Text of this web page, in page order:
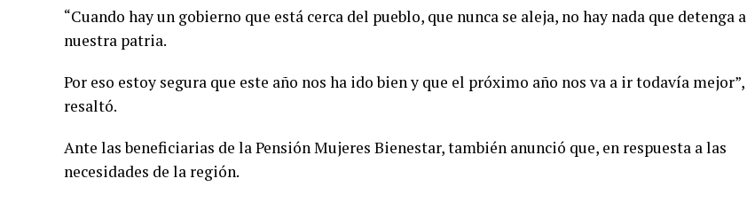
“Cuando hay un gobierno que está cerca del pueblo, que nunca se aleja, no hay nada que detenga a
nuestra patria.
Por eso estoy segura que este año nos ha ido bien y que el próximo año nos va a ir todavía mejor”,
resaltó.
Ante las beneficiarias de la Pensión Mujeres Bienestar, también anunció que, en respuesta a las
necesidades de la región.